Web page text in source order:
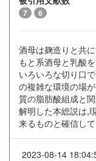
7 6
酒母は麹造りと共
もと系酒母と乳酸
いろいろな切り口
の複雑な環境の場
質の脂肪酸組成と
解明した本総説は,
来るものと確信して
2023-08-14